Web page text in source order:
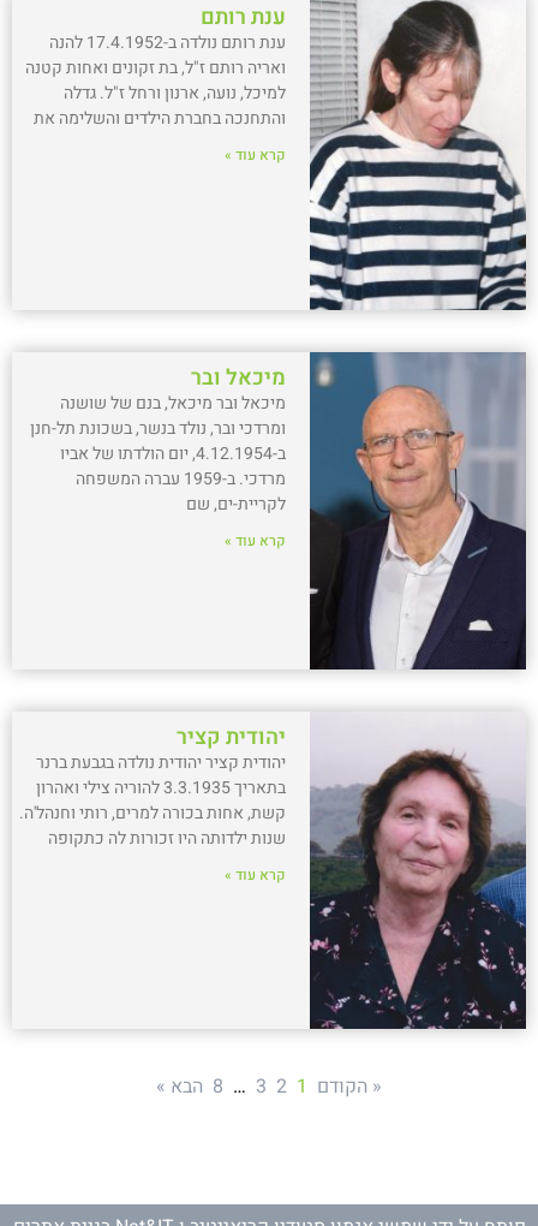
ענת רותם
ענת רותם נולדה ב-17.4.1952 להנה
ואריה רותם ז"ל, בת זקונים ואחות קטנה
למיכל, נועה, ארנון ורחל ז"ל. גדלה
והתחנכה בחברת הילדים והשלימה את
קרא עוד »
מיכאל ובר
מיכאל ובר מיכאל, בנם של שושנה
ומרדכי ובר, נולד בנשר, בשכונת תל-חנן
ב-4.12.1954, יום הולדתו של אביו
מרדכי. ב-1959 עברה המשפחה
לקריית-ים, שם
קרא עוד »
יהודית קציר
יהודית קציר יהודית נולדה בגבעת ברנר
בתאריך 3.3.1935 להוריה צילי ואהרון
קשת, אחות בכורה למרים, רותי וחנהל'ה.
שנות ילדותה היו זכורות לה כתקופה
קרא עוד »
« הקודם 1
2
3
…
8 הבא »